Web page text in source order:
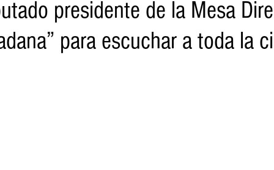
Turismo Sader DIF Mujeres Scop
presidente de la Mesa
para escuchar a toda la